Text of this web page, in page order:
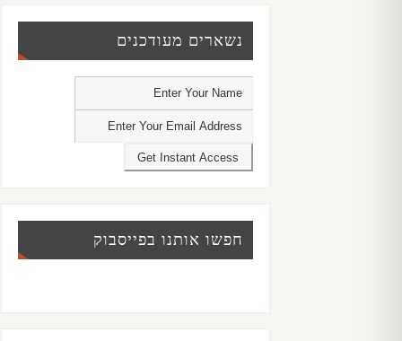
נשארים מעודכנים
חפשו אותנו בפייסבוק